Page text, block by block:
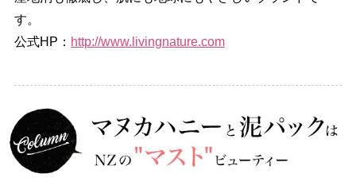
す。
公式HP： http://www.livingnature.com